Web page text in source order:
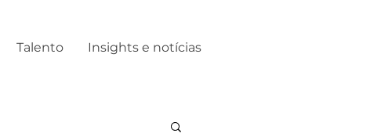
Talento Insights e notícias